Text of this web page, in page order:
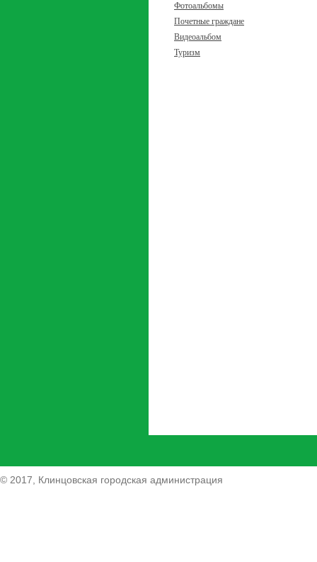
Фотоальбомы
Почетные граждане
Видеоальбом
Туризм
© 2017, Клинцовская городская администрация